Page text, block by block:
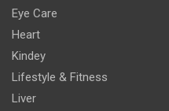
Eye Care
Heart
Kindey
Lifestyle & Fitness
Liver